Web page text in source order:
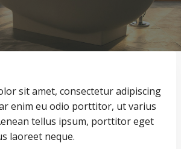
sit amet, consectetur adipiscing
enim eu odio porttitor, ut varius
tellus ipsum, porttitor eget
laoreet neque.